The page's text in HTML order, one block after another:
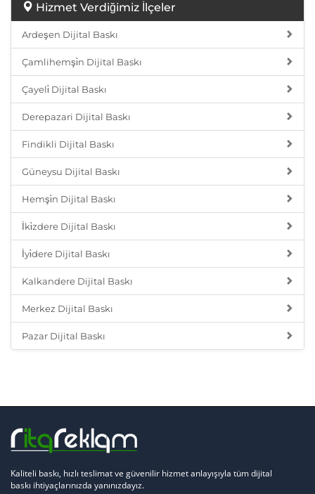
Hizmet Verdiğimiz İlçeler
Ardeşen Dijital Baskı
Çamlihemşi̇n Dijital Baskı
Çayeli̇ Dijital Baskı
Derepazari Dijital Baskı
Findikli Dijital Baskı
Güneysu Dijital Baskı
Hemşi̇n Dijital Baskı
İki̇zdere Dijital Baskı
İyi̇dere Dijital Baskı
Kalkandere Dijital Baskı
Merkez Dijital Baskı
Pazar Dijital Baskı
Kaliteli baskı, hızlı teslimat ve güvenilir hizmet anlayışıyla tüm dijital
baskı ihtiyaçlarınızda yanınızdayız.